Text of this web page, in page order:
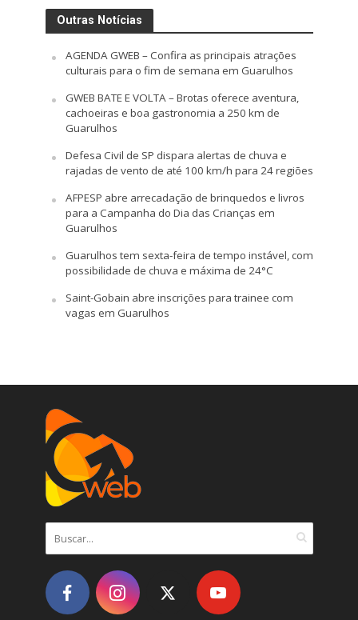
Outras Notícias
AGENDA GWEB – Confira as principais atrações
culturais para o fim de semana em Guarulhos
GWEB BATE E VOLTA – Brotas oferece aventura,
cachoeiras e boa gastronomia a 250 km de
Guarulhos
Defesa Civil de SP dispara alertas de chuva e
rajadas de vento de até 100 km/h para 24 regiões
AFPESP abre arrecadação de brinquedos e livros
para a Campanha do Dia das Crianças em
Guarulhos
Guarulhos tem sexta-feira de tempo instável, com
possibilidade de chuva e máxima de 24°C
Saint-Gobain abre inscrições para trainee com
vagas em Guarulhos